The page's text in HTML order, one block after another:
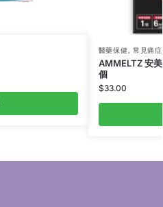
醫藥保健, 常見痛症
AMMELTZ 安
個
$33.00